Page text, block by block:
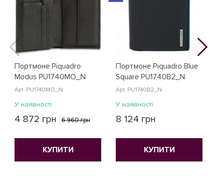
Портмоне Piquadro
Modus PU1740MO_N
Арт. PU1740MO_N
У наявності
4 872 грн 6 960 грн
КУПИТИ
Портмоне Piquadro Blue
Square PU1740B2_N
Арт. PU1740B2_N
У наявності
8 124 грн
КУПИТИ